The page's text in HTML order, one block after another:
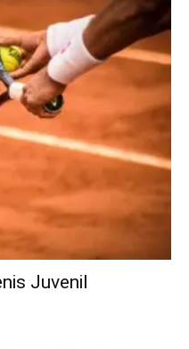
Juvenil